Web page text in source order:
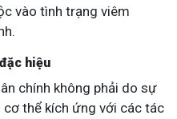
vào tình trạng viêm
hiệu
chính không phải do sự
thể kích ứng với các tác